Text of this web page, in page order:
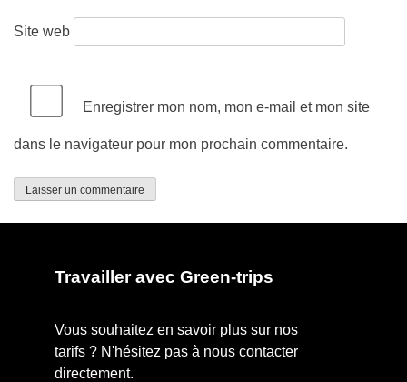
Site web
Enregistrer mon nom, mon e-mail et mon site
dans le navigateur pour mon prochain commentaire.
Travailler avec Green-trips
Vous souhaitez en savoir plus sur nos
tarifs ? N'hésitez pas à nous contacter
directement.